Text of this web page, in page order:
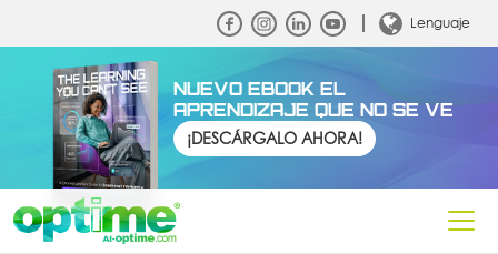
Lenguaje
NUEVO EBOOK EL
APRENDIZAJE QUE NO SE VE
¡DESCÁRGALO AHORA!